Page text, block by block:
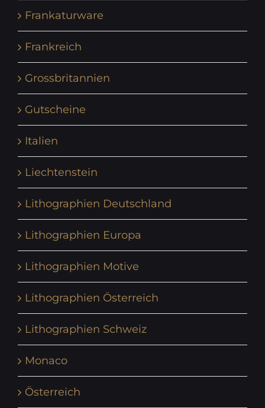
Frankaturware
Frankreich
Grossbritannien
Gutscheine
Italien
Liechtenstein
Lithographien Deutschland
Lithographien Europa
Lithographien Motive
Lithographien Österreich
Lithographien Schweiz
Monaco
Österreich